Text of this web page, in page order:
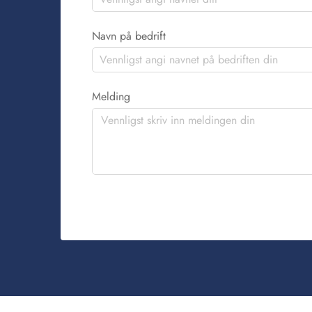
Navn på bedrift
Melding